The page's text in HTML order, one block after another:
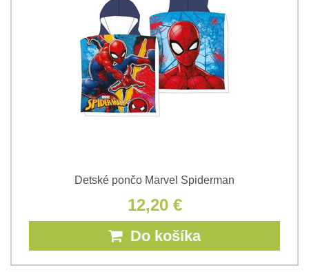
Detské pončo Marvel Spiderman
12,20 €
Do košíka